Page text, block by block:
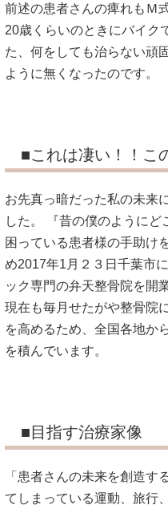
前述の患者さんの痺れもＭ
20歳くらいのときにバイク
た、何をしても治らない頑
ように無くなったのです。
■これは凄い！！こ
お先真っ暗だった私の未来
した。 『昔の僕のように
困っている患者様の手助け
め2017年1月２３日千葉市
ック専門の弁天整骨院を開
現在も毎月せたがや整骨院
を高めるため、全国各地か
を積んでいます。
■目指す治療家像
「患者さんの未来を創造す
てしまっている運動、旅行